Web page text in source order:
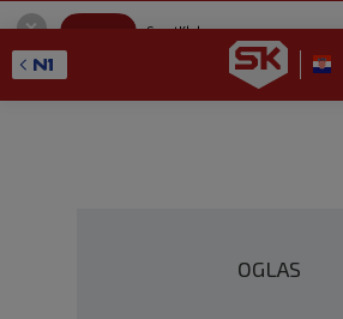
SportKlub
GET - On the Google Play
OGLAS